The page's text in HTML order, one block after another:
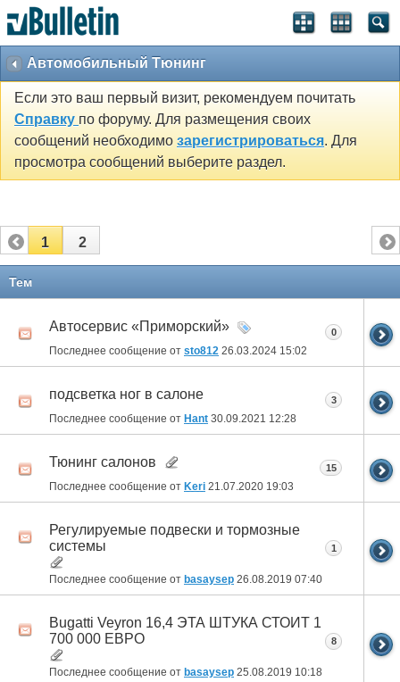
Автомобильный Тюнинг
Если это ваш первый визит, рекомендуем почитать
Справку по форуму. Для размещения своих
сообщений необходимо зарегистрироваться. Для
просмотра сообщений выберите раздел.
1 2
Тем
Автосервис «Приморский»
Последнее сообщение от sto812 26.03.2024 15:02
0
подсветка ног в салоне
Последнее сообщение от Hant 30.09.2021 12:28
3
Тюнинг салонов
Последнее сообщение от Keri 21.07.2020 19:03
15
Регулируемые подвески и тормозные
системы
Последнее сообщение от basaysep 26.08.2019 07:40
1
Bugatti Veyron 16,4 ЭТА ШТУКА СТОИТ 1
700 000 ЕВРО
Последнее сообщение от basaysep 25.08.2019 10:18
8